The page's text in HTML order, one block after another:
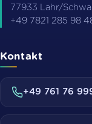
77933 Lahr/
+49 7821 285 98
Kontakt
+49 761 76